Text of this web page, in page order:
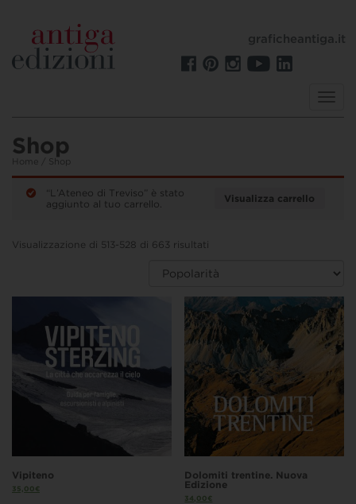
graficheantiga.it
Shop
Home / Shop
Visualizza carrello
“L’Ateneo di Treviso” è stato
aggiunto al tuo carrello.
Visualizzazione di 513-528 di 663 risultati
Vipiteno
35,00€
Dolomiti trentine. Nuova
Edizione
34,00€